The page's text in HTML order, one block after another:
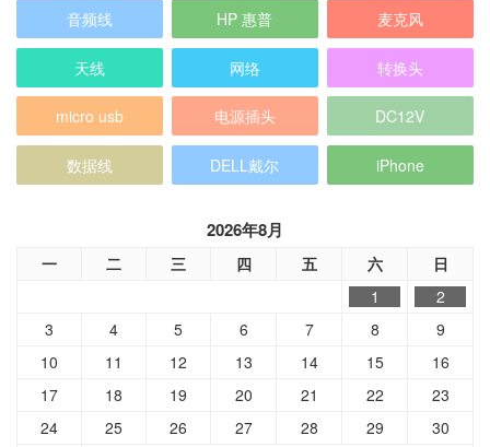
音频线 HP 惠普 麦克风
天线 网络 转换头
micro usb 电源插头 DC12V
数据线 DELL戴尔 iPhone
2026年8月
一 二 三 四 五 六 日
1
2
3
4 5 6 7 8
9
10
11 12 13 14 15
16
17
18 19 20 21 22
23
24
25 26 27 28 29
30